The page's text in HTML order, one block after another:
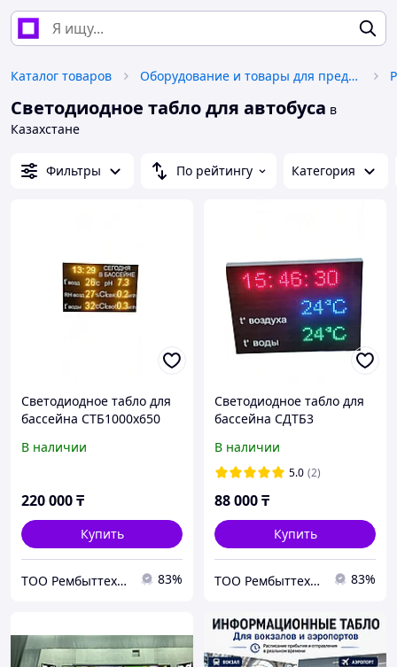
Каталог товаров Оборудование и товары для предоставления услуг
Светодиодное табло для автобуса в
Казахстане
Фильтры По рейтингу Категория
Светодиодное табло для
бассейна СТБ1000х650
В наличии
220 000₸
Купить
ТОО Рембыттехника 83%
Светодиодное табло для
бассейна СДТБ3
В наличии
5.0 (2)
88 000₸
Купить
ТОО Рембыттехника 83%